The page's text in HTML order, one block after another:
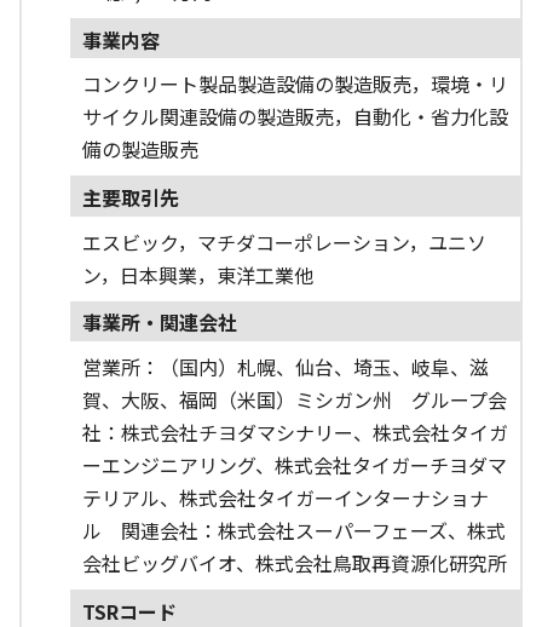
事業内容
コンクリート製品製造設備の製造販売，環境・リ
サイクル関連設備の製造販売，自動化・省力化設
備の製造販売
主要取引先
エスビック，マチダコーポレーション，ユニソ
ン，日本興業，東洋工業他
事業所・関連会社
営業所：（国内）札幌、仙台、埼玉、岐阜、滋
賀、大阪、福岡（米国）ミシガン州 グループ会
社：株式会社チヨダマシナリー、株式会社タイガ
ーエンジニアリング、株式会社タイガーチヨダマ
テリアル、株式会社タイガーインターナショナ
ル 関連会社：株式会社スーパーフェーズ、株式
会社ビッグバイオ、株式会社鳥取再資源化研究所
TSRコード